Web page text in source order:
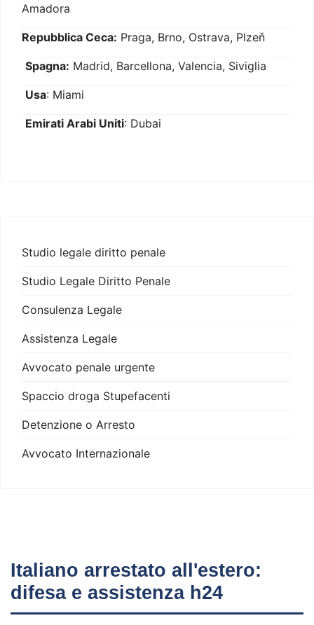
Amadora
Repubblica Ceca: Praga, Brno, Ostrava, Plzeň
Spagna: Madrid, Barcellona, Valencia, Siviglia
Usa: Miami
Emirati Arabi Uniti: Dubai
Studio legale diritto penale
Studio Legale Diritto Penale
Consulenza Legale
Assistenza Legale
Avvocato penale urgente
Spaccio droga Stupefacenti
Detenzione o Arresto
Avvocato Internazionale
Italiano arrestato all'estero:
difesa e assistenza h24